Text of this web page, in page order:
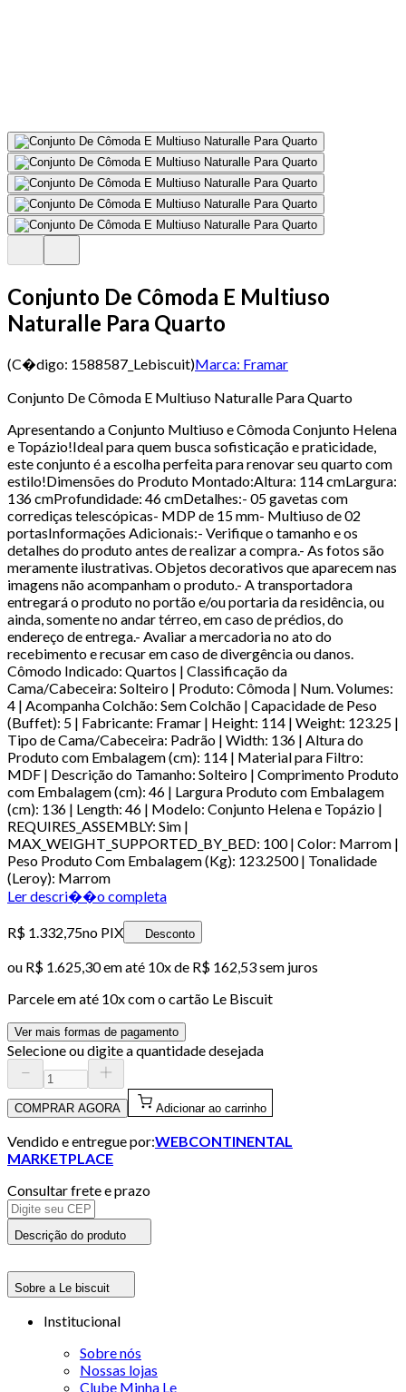
Conjunto De Cômoda E Multiuso
Naturalle Para Quarto
(C�digo: 1588587_Lebiscuit)Marca: Framar
Conjunto De Cômoda E Multiuso Naturalle Para Quarto
Apresentando a Conjunto Multiuso e Cômoda Conjunto Helena
e Topázio!Ideal para quem busca sofisticação e praticidade,
este conjunto é a escolha perfeita para renovar seu quarto com
estilo!Dimensões do Produto Montado:Altura: 114 cmLargura:
136 cmProfundidade: 46 cmDetalhes:- 05 gavetas com
corrediças telescópicas- MDP de 15 mm- Multiuso de 02
portasInformações Adicionais:- Verifique o tamanho e os
detalhes do produto antes de realizar a compra.- As fotos são
meramente ilustrativas. Objetos decorativos que aparecem nas
imagens não acompanham o produto.- A transportadora
entregará o produto no portão e/ou portaria da residência, ou
ainda, somente no andar térreo, em caso de prédios, do
endereço de entrega.- Avaliar a mercadoria no ato do
recebimento e recusar em caso de divergência ou danos.
Cômodo Indicado: Quartos | Classificação da
Cama/Cabeceira: Solteiro | Produto: Cômoda | Num. Volumes:
4 | Acompanha Colchão: Sem Colchão | Capacidade de Peso
(Buffet): 5 | Fabricante: Framar | Height: 114 | Weight: 123.25 |
Tipo de Cama/Cabeceira: Padrão | Width: 136 | Altura do
Produto com Embalagem (cm): 114 | Material para Filtro:
MDF | Descrição do Tamanho: Solteiro | Comprimento Produto
com Embalagem (cm): 46 | Largura Produto com Embalagem
(cm): 136 | Length: 46 | Modelo: Conjunto Helena e Topázio |
REQUIRES_ASSEMBLY: Sim |
MAX_WEIGHT_SUPPORTED_BY_BED: 100 | Color: Marrom |
Peso Produto Com Embalagem (Kg): 123.2500 | Tonalidade
(Leroy): Marrom
Ler descri��o completa
R$ 1.332,75no PIX Desconto
ou R$ 1.625,30em até 10x de R$ 162,53 sem juros
Parcele em até 10x com o cartão Le Biscuit
Ver mais formas de pagamento
Selecione ou digite a quantidade desejada
COMPRAR AGORA Adicionar ao carrinho
Vendido e entregue por:WEBCONTINENTAL
MARKETPLACE
Consultar frete e prazo
Descrição do produto
Sobre a Le biscuit
Institucional
Sobre nós
Nossas lojas
Clube Minha Le